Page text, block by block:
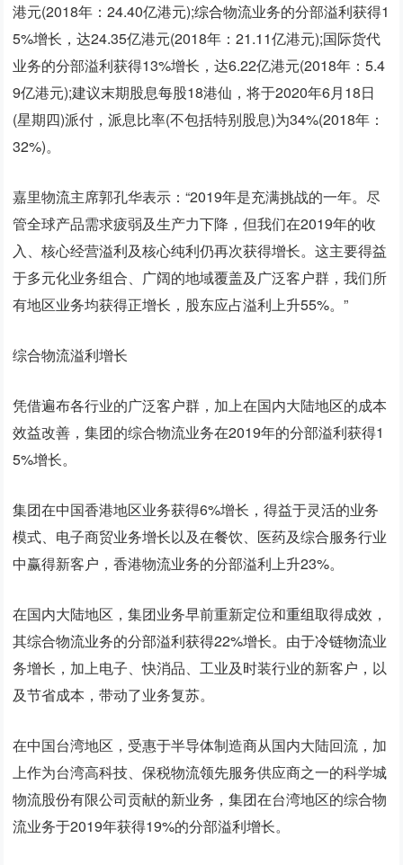
港元(2018年：24.40亿港元);综合物流业务的分部溢利获得1
5%增长，达24.35亿港元(2018年：21.11亿港元);国际货代
业务的分部溢利获得13%增长，达6.22亿港元(2018年：5.4
9亿港元);建议末期股息每股18港仙，将于2020年6月18日
(星期四)派付，派息比率(不包括特别股息)为34%(2018年：
32%)。
嘉里物流主席郭孔华表示：“2019年是充满挑战的一年。尽
管全球产品需求疲弱及生产力下降，但我们在2019年的收
入、核心经营溢利及核心纯利仍再次获得增长。这主要得益
于多元化业务组合、广阔的地域覆盖及广泛客户群，我们所
有地区业务均获得正增长，股东应占溢利上升55%。”
综合物流溢利增长
凭借遍布各行业的广泛客户群，加上在国内大陆地区的成本
效益改善，集团的综合物流业务在2019年的分部溢利获得1
5%增长。
集团在中国香港地区业务获得6%增长，得益于灵活的业务
模式、电子商贸业务增长以及在餐饮、医药及综合服务行业
中赢得新客户，香港物流业务的分部溢利上升23%。
在国内大陆地区，集团业务早前重新定位和重组取得成效，
其综合物流业务的分部溢利获得22%增长。由于冷链物流业
务增长，加上电子、快消品、工业及时装行业的新客户，以
及节省成本，带动了业务复苏。
在中国台湾地区，受惠于半导体制造商从国内大陆回流，加
上作为台湾高科技、保税物流领先服务供应商之一的科学城
物流股份有限公司贡献的新业务，集团在台湾地区的综合物
流业务于2019年获得19%的分部溢利增长。